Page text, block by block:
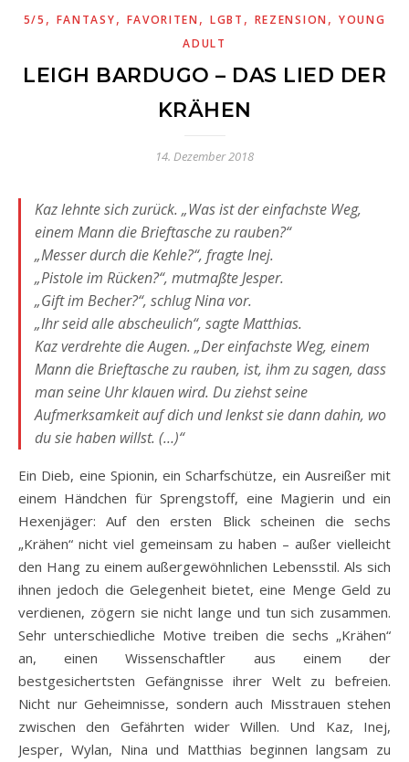
5/5 , FANTASY, FAVORITEN , LGBT , REZENSION , YOUNG
ADULT
LEIGH BARDUGO – DAS LIED DER
KRÄHEN
14. Dezember 2018
Kaz lehnte sich zurück. „Was ist der einfachste Weg,
einem Mann die Brieftasche zu rauben?“
„Messer durch die Kehle?“, fragte Inej.
„Pistole im Rücken?“, mutmaßte Jesper.
„Gift im Becher?“, schlug Nina vor.
„Ihr seid alle abscheulich“, sagte Matthias.
Kaz verdrehte die Augen. „Der einfachste Weg, einem
Mann die Brieftasche zu rauben, ist, ihm zu sagen, dass
man seine Uhr klauen wird. Du ziehst seine
Aufmerksamkeit auf dich und lenkst sie dann dahin, wo
du sie haben willst. (…)“
Ein Dieb, eine Spionin, ein Scharfschütze, ein Ausreißer mit
einem Händchen für Sprengstoff, eine Magierin und ein
Hexenjäger: Auf den ersten Blick scheinen die sechs
„Krähen“ nicht viel gemeinsam zu haben – außer vielleicht
den Hang zu einem außergewöhnlichen Lebensstil. Als sich
ihnen jedoch die Gelegenheit bietet, eine Menge Geld zu
verdienen, zögern sie nicht lange und tun sich zusammen.
Sehr unterschiedliche Motive treiben die sechs „Krähen“
an, einen Wissenschaftler aus einem der
bestgesichertsten Gefängnisse ihrer Welt zu befreien.
Nicht nur Geheimnisse, sondern auch Misstrauen stehen
zwischen den Gefährten wider Willen. Und Kaz, Inej,
Jesper, Wylan, Nina und Matthias beginnen langsam zu